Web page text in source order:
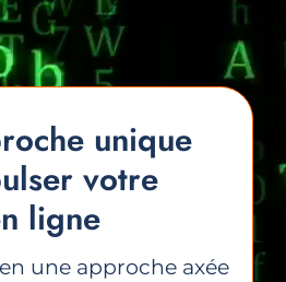
unique
votre
ligne
une approche axée